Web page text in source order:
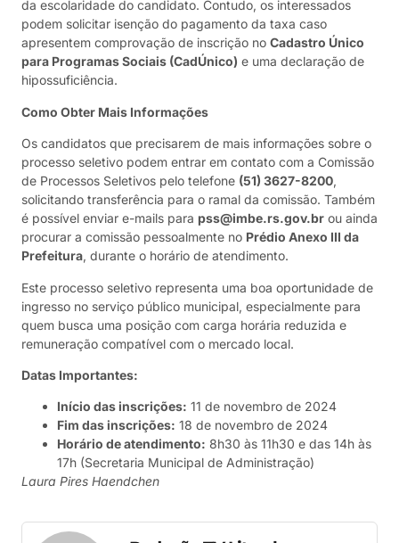
da escolaridade do candidato. Contudo, os interessados
podem solicitar isenção do pagamento da taxa caso
apresentem comprovação de inscrição no Cadastro Único
para Programas Sociais (CadÚnico) e uma declaração de
hipossuficiência.
Como Obter Mais Informações
Os candidatos que precisarem de mais informações sobre o
processo seletivo podem entrar em contato com a Comissão
de Processos Seletivos pelo telefone (51) 3627-8200,
solicitando transferência para o ramal da comissão. Também
é possível enviar e-mails para pss@imbe.rs.gov.br ou ainda
procurar a comissão pessoalmente no Prédio Anexo III da
Prefeitura, durante o horário de atendimento.
Este processo seletivo representa uma boa oportunidade de
ingresso no serviço público municipal, especialmente para
quem busca uma posição com carga horária reduzida e
remuneração compatível com o mercado local.
Datas Importantes:
Início das inscrições: 11 de novembro de 2024
Fim das inscrições: 18 de novembro de 2024
Horário de atendimento: 8h30 às 11h30 e das 14h às
17h (Secretaria Municipal de Administração)
Laura Pires Haendchen